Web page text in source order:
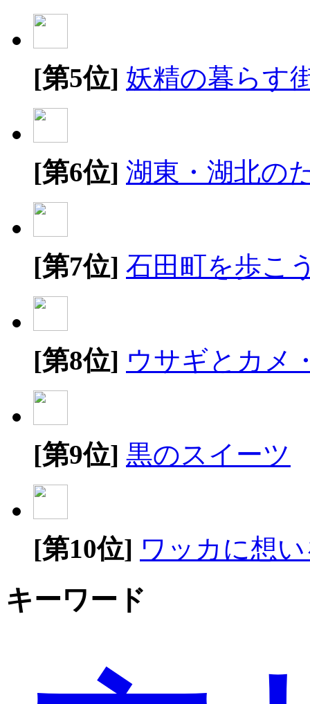
[第5位] 妖精の暮らす
[第6位] 湖東・湖北の
[第7位] 石田町を歩こ
[第8位] ウサギとカメ
[第9位] 黒のスイーツ
[第10位] ワッカに想
キーワード